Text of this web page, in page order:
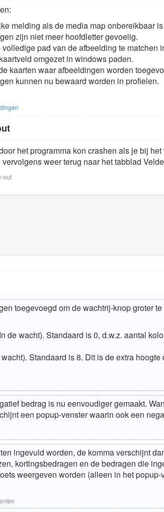
melding als de media map onbereikbaar
zijn niet meer hoofdletter gevoelig.
pad van de afbeelding te
omgezet in windows paden.
kaarten waar afbeeldingen worden
kunnen nu bewaard worden in profielen.
het programma kon crashen als je bij
weer terug naar het tabblad
out
toegevoegd om de wachtrij-knop groter
de wacht). Standaard is 0, d.w.z. aantal
Standaard is 8. Dit is de extra
bedrag is nu eenvoudiger gemaakt.
een popup-venster waarin ook een
ingevuld worden, de komma verschijnt
kortingsbedragen en de bedragen die
weergeven worden (alleen in het popup-